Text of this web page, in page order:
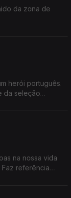
da zona de
herói português.
da seleção
na nossa vida
referência